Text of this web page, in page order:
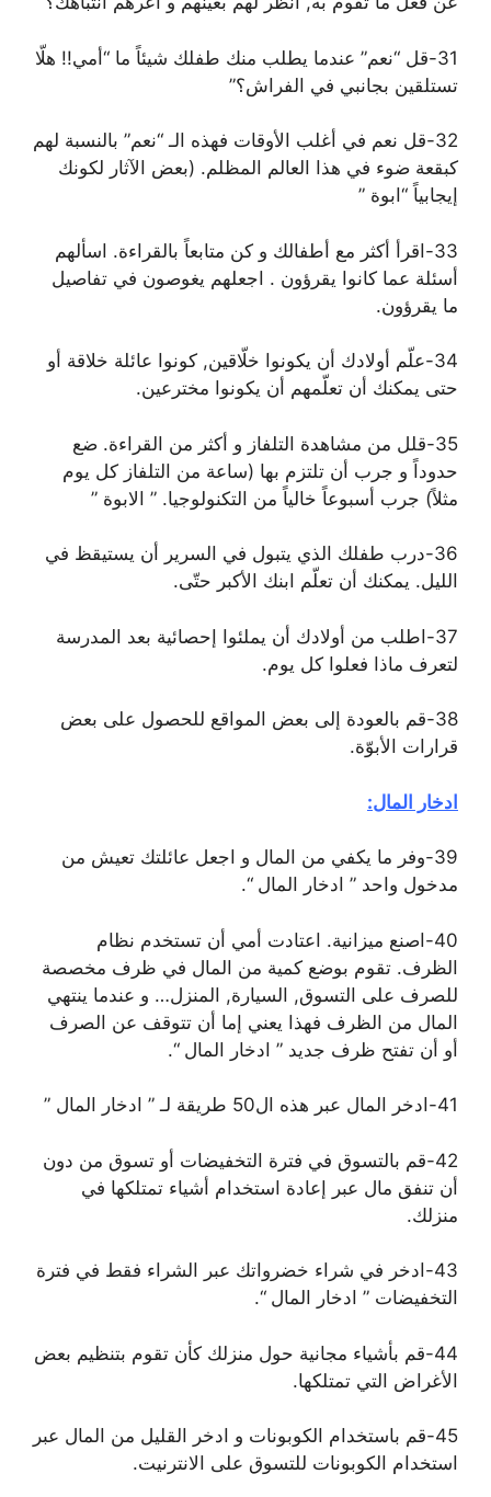
31-قل “نعم” عندما يطلب منك طفلك شيئاً ما “أمي!! هلّا
تستلقين بجانبي في الفراش؟”
32-قل نعم في أغلب الأوقات فهذه الـ “نعم” بالنسبة لهم
كبقعة ضوء في هذا العالم المظلم. (بعض الآثار لكونك
إيجابياً “ابوة ”
33-اقرأ أكثر مع أطفالك و كن متابعاً بالقراءة. اسألهم
أسئلة عما كانوا يقرؤون . اجعلهم يغوصون في تفاصيل
ما يقرؤون.
34-علّم أولادك أن يكونوا خلّاقين, كونوا عائلة خلاقة أو
حتى يمكنك أن تعلّمهم أن يكونوا مخترعين.
35-قلل من مشاهدة التلفاز و أكثر من القراءة. ضع
حدوداً و جرب أن تلتزم بها (ساعة من التلفاز كل يوم
مثلاً) جرب أسبوعاً خالياً من التكنولوجيا. ” الابوة ”
36-درب طفلك الذي يتبول في السرير أن يستيقظ في
الليل. يمكنك أن تعلّم ابنك الأكبر حتّى.
37-اطلب من أولادك أن يملئوا إحصائية بعد المدرسة
لتعرف ماذا فعلوا كل يوم.
38-قم بالعودة إلى بعض المواقع للحصول على بعض
قرارات الأبوّة.
ادخار المال:
39-وفر ما يكفي من المال و اجعل عائلتك تعيش من
مدخول واحد ” ادخار المال “.
40-اصنع ميزانية. اعتادت أمي أن تستخدم نظام
الظرف. تقوم بوضع كمية من المال في ظرف مخصصة
للصرف على التسوق, السيارة, المنزل… و عندما ينتهي
المال من الظرف فهذا يعني إما أن تتوقف عن الصرف
أو أن تفتح ظرف جديد ” ادخار المال “.
41-ادخر المال عبر هذه ال50 طريقة لـ ” ادخار المال ”
42-قم بالتسوق في فترة التخفيضات أو تسوق من دون
أن تنفق مال عبر إعادة استخدام أشياء تمتلكها في
منزلك.
43-ادخر في شراء خضرواتك عبر الشراء فقط في فترة
التخفيضات ” ادخار المال “.
44-قم بأشياء مجانية حول منزلك كأن تقوم بتنظيم بعض
الأغراض التي تمتلكها.
45-قم باستخدام الكوبونات و ادخر القليل من المال عبر
استخدام الكوبونات للتسوق على الانترنيت.